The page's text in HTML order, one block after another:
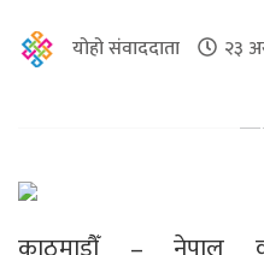
योहो संवाददाता २३